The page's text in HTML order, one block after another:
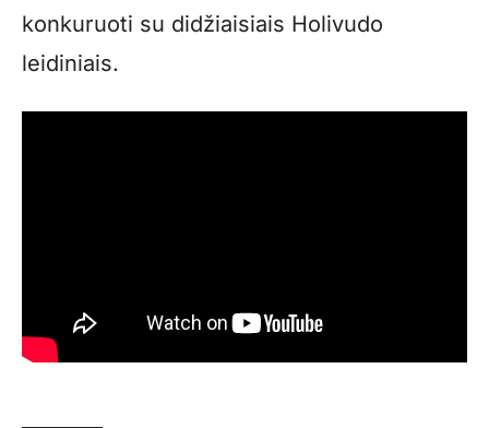
konkuruoti su didžiaisiais Holivudo
leidiniais.